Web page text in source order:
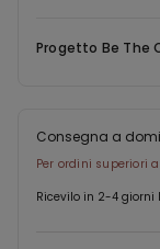
Progetto Be The
Consegna a
Per ordini superiori
Ricevilo in 2-4 giorni